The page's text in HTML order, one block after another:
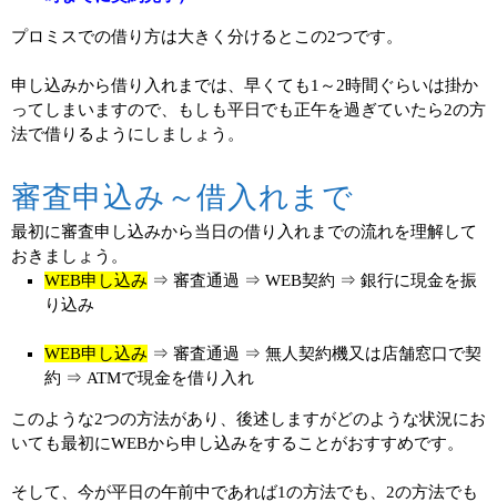
プロミスでの借り方は大きく分けるとこの2つです。
申し込みから借り入れまでは、早くても1～2時間ぐらいは掛か
ってしまいますので、もしも平日でも正午を過ぎていたら2の方
法で借りるようにしましょう。
審査申込み～借入れまで
最初に審査申し込みから当日の借り入れまでの流れを理解して
おきましょう。
WEB申し込み ⇒ 審査通過 ⇒ WEB契約 ⇒ 銀行に現金を振
り込み
WEB申し込み ⇒ 審査通過 ⇒ 無人契約機又は店舗窓口で契
約 ⇒ ATMで現金を借り入れ
このような2つの方法があり、後述しますがどのような状況にお
いても最初にWEBから申し込みをすることがおすすめです。
そして、今が平日の午前中であれば1の方法でも、2の方法でも